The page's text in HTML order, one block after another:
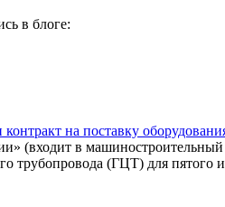
в блоге:
на поставку
(входит в машиностроительный
трубопровода (ГЦТ) для пятого